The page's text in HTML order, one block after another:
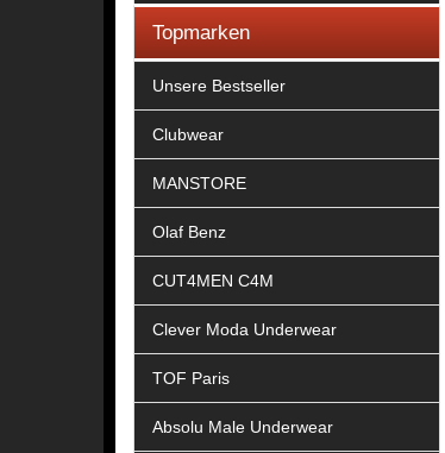
Topmarken
Unsere Bestseller
Clubwear
MANSTORE
Olaf Benz
CUT4MEN C4M
Clever Moda Underwear
TOF Paris
Absolu Male Underwear